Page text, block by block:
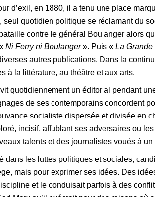
d’exil, en 1880, il a tenu une place
seul quotidien politique se réclamant du
contre le général Boulanger alors
Ni Ferry ni Boulanger». Puis « La Grande
autres publications. Dans la
à la littérature, au théâtre et aux arts.
quotidiennement un éditorial pendant
de ses contemporains concordent
socialiste dispersée et divisée en
incisif, affublant ses adversaires ou
talents et des journalistes voués à
dans les luttes politiques et sociales,
mais pour exprimer ses idées. Des
et le conduisait parfois à des